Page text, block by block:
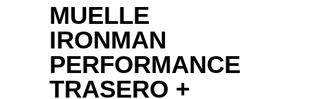
MUELLE
IRONMAN
PERFORMANCE
TRASERO +